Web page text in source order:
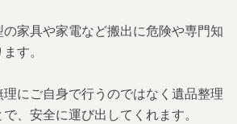
家具や家電など搬出に危険や専門知
す。
にご自身で行うのではなく遺品整理
、安全に運び出してくれます。